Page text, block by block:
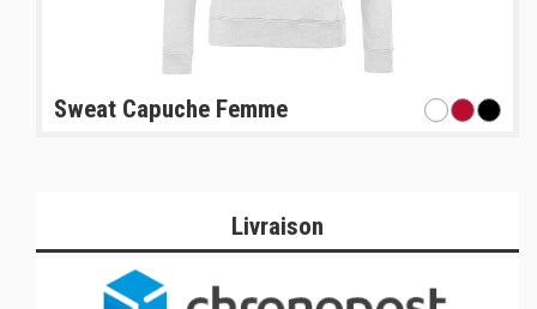
Sweat Capuche Femme
Livraison